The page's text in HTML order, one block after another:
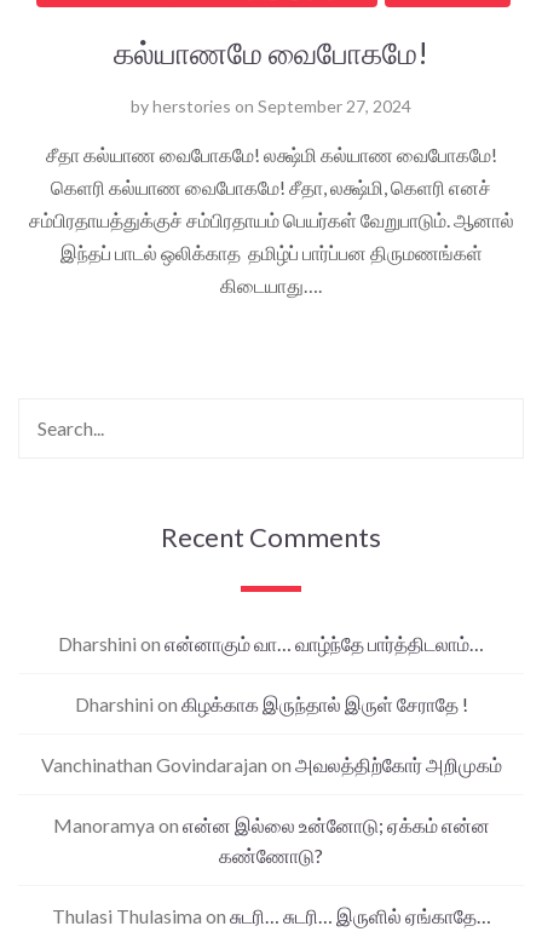
கல்யாணமே வைபோகமே!
byherstories on September 27, 2024
சீதா கல்யாண வைபோகமே! லக்ஷ்மி கல்யாண வைபோகமே!
கெளரி கல்யாண வைபோகமே! சீதா, லக்ஷ்மி, கெளரி எனச்
சம்பிரதாயத்துக்குச் சம்பிரதாயம் பெயர்கள் வேறுபாடும். ஆனால்
இந்தப் பாடல் ஒலிக்காத தமிழ்ப் பார்ப்பன திருமணங்கள்
கிடையாது….
Recent Comments
Dharshini on என்னாகும் வா… வாழ்ந்தே பார்த்திடலாம்…
Dharshini on கிழக்காக இருந்தால் இருள் சேராதே !
Vanchinathan Govindarajan on அவலத்திற்கோர் அறிமுகம்
Manoramya on என்ன இல்லை உன்னோடு; ஏக்கம் என்ன
கண்ணோடு?
Thulasi Thulasima on சுடரி… சுடரி… இருளில் ஏங்காதே…